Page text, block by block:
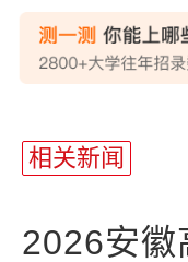
相关新闻
2026安徽